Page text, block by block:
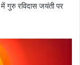
गुरु रविदास जयंती पर